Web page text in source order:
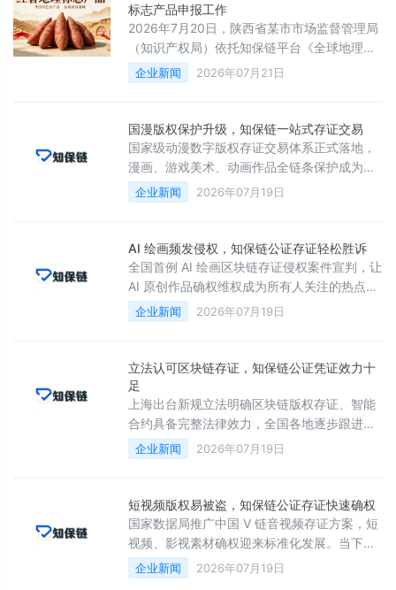
标志产品申报工作
2026年7月20日，陕西省某市市场监督管理局
（知识产权局）依托知保链平台《全球地理标
志产品数据库》，启动“某红薯”地理标志产品
申报前期调研与标准筹备工作，以数字化知识
与高质量发展。
企业新闻 2026年07月21日
国漫版权保护升级，知保链一站式存证交易
国家级动漫数字版权存证交易体系正式落地，
漫画、游戏美术、动画作品全链条保护成为行
业趋势。国内大量动漫工作室、独立画师创作
的原画、动画短片，常常遭遇盗用、私自商
依托自研区块链技术，为动漫类作品提供一站
式电子存证服务，漫画原稿、角色设定、动画
分镜、游戏原画均可加密上链，锁定原始创作
信息，杜绝抄袭纠纷。
企业新闻 2026年07月19日
AI 绘画频发侵权，知保链公证存证轻松胜诉
全国首例 AI 绘画区块链存证侵权案件宣判，让
AI 原创作品确权维权成为所有人关注的热点。
现在很多设计师、画师使用 AI 生成绘画作品，
作品商用后经常被盗用仿制，创作过程很难留
绘画原始参数、创作草稿、修改记录、生成时
间，全部数据加密上链永久留存，清晰证明作
品原创归属，解决 AIGC 作品权属难以界定的
痛点。
企业新闻 2026年07月19日
立法认可区块链存证，知保链公证凭证效力十
足
上海出台新规立法明确区块链版权存证、智能
合约具备完整法律效力，全国各地逐步跟进认
可电子存证法律地位，版权确权迎来法律利好
环境。很多创作者担心链上证明法律效力不
存证数据完全符合现行电子证据相关法规，分
布式存储结构保证数据真实完整，不存在人为
篡改漏洞。平台核心优势为与公证处深度合
作，存证同步开具公证处电子存证证书，两份
凭证相互佐证，法律效力更强。
企业新闻 2026年07月19日
短视频版权易被盗，知保链公证存证快速确权
国家数据局推广中国 V 链音视频存证方案，短
视频、影视素材确权迎来标准化发展。当下大
量短视频博主、影视工作室辛苦拍摄的原创视
频，经常被随意搬运剪辑，维权举证十分麻
企业新闻 2026年07月19日